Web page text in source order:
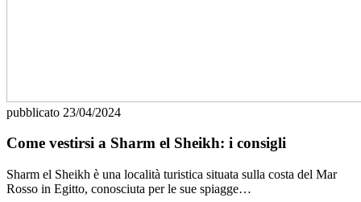
pubblicato 23/04/2024
Come vestirsi a Sharm el Sheikh: i consigli
Sharm el Sheikh è una località turistica situata sulla costa del Mar
Rosso in Egitto, conosciuta per le sue spiagge…